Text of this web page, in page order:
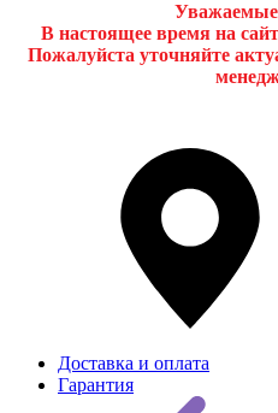
В настоящее время на
Пожалуйста уточняйте
Доставка и оплата
Гарантия